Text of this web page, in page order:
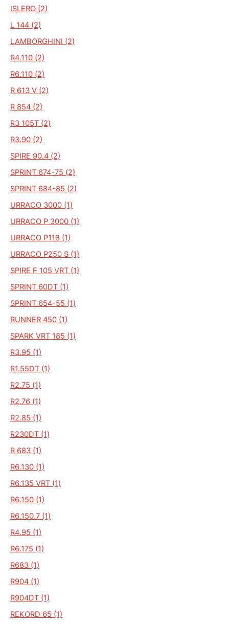
ISLERO (2)
L 144 (2)
LAMBORGHINI (2)
R4.110 (2)
R6.110 (2)
R 613 V (2)
R 854 (2)
R3 105T (2)
R3.90 (2)
SPIRE 90.4 (2)
SPRINT 674-75 (2)
SPRINT 684-85 (2)
URRACO 3000 (1)
URRACO P 3000 (1)
URRACO P118 (1)
URRACO P250 S (1)
SPIRE F 105 VRT (1)
SPRINT 60DT (1)
SPRINT 654-55 (1)
RUNNER 450 (1)
SPARK VRT 185 (1)
R3.95 (1)
R1.55DT (1)
R2.75 (1)
R2.76 (1)
R2.85 (1)
R230DT (1)
R 683 (1)
R6.130 (1)
R6.135 VRT (1)
R6.150 (1)
R6.150.7 (1)
R4.95 (1)
R6.175 (1)
R683 (1)
R904 (1)
R904DT (1)
REKORD 65 (1)